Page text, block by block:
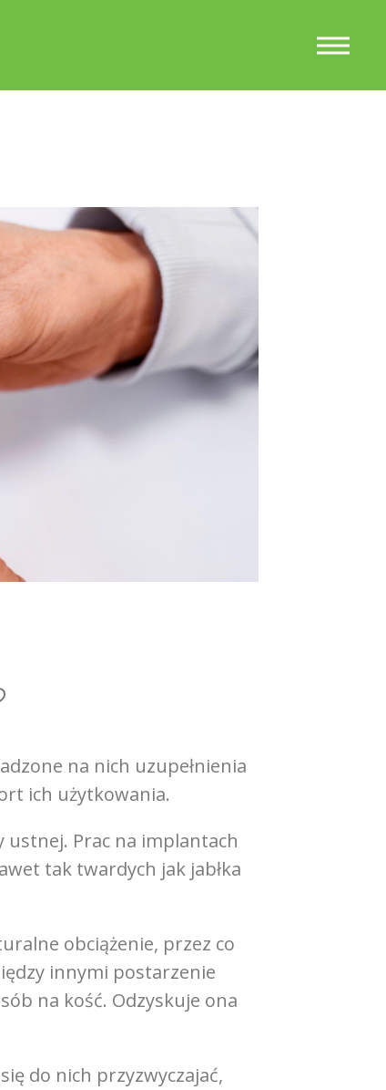
na nich uzupełnienia
ich użytkowania.
Prac na implantach
tak twardych jak jabłka
obciążenie, przez co
innymi postarzenie
na kość. Odzyskuje ona
do nich przyzwyczajać,